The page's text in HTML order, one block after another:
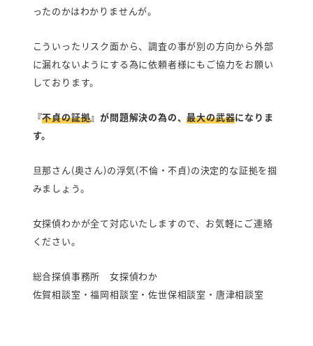
LINEで相談・お問い合わせ
ったのかはわかりませんが。
こういったリスク面から、調査の事が別の方向から外部
に漏れないようにする為に依頼者様にもご協力をお願い
しております。
『不貞の証拠』が問題解決の為の、最大の武器になりま
す。
旦那さん(奥さん)の浮気(不倫・不貞)の決定的な証拠を掴
みましょう。
女探偵わかが全て対応いたしますので、お気軽にご連絡
ください。
総合探偵事務所 女探偵わか
佐賀相談室・福岡相談室・佐世保相談室・唐津相談室